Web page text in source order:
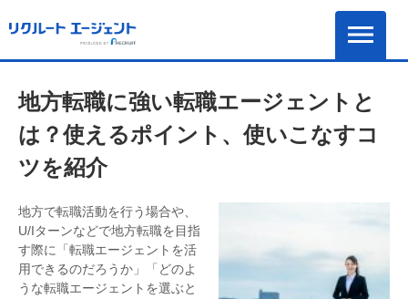
地方転職に強い転職エージェントと
は？使えるポイント、使いこなすコ
ツを紹介
地方で転職活動を行う場合や、
U/Iターンなどで地方転職を目指
す際に「転職エージェントを活
用できるのだろうか」「どのよ
うな転職エージェントを選ぶと